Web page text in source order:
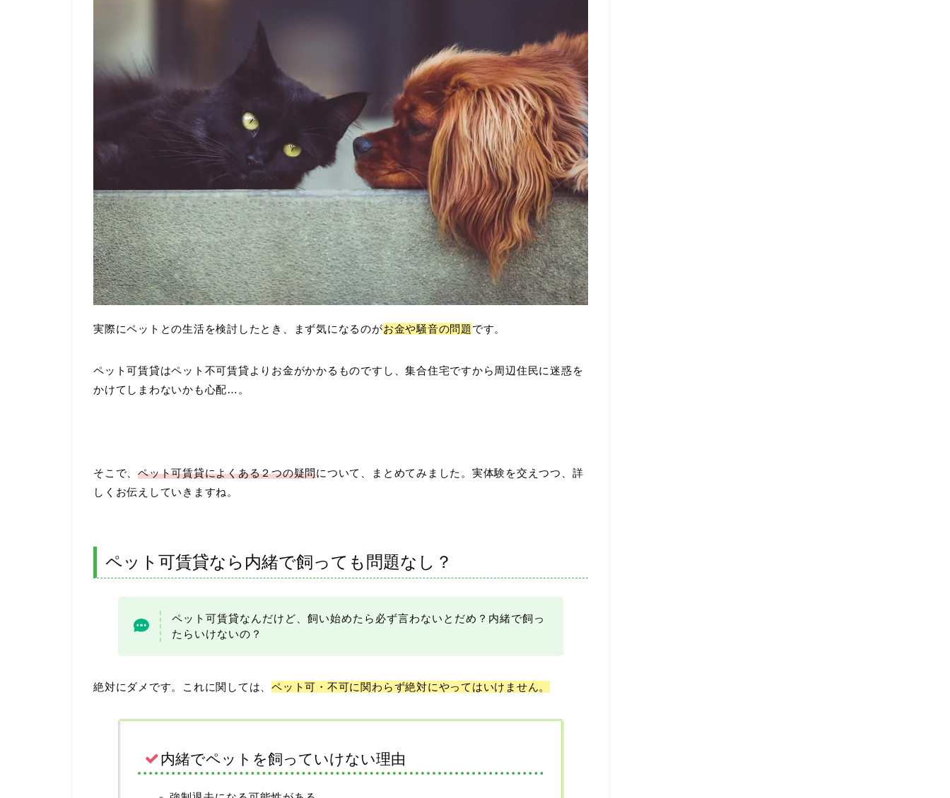
実際にペットとの生活を検討したとき、まず気になるのがお金や騒音の問題 です。
ペット可賃貸はペット不可賃貸よりお金がかかるものですし、集合住宅ですから周辺住民に迷惑を
かけてしまわないかも心配…。
そこで、ペット可賃貸によくある２つの疑問について、まとめてみました。実体験を交えつつ、詳
しくお伝えしていきますね。
ペット可賃貸なら内緒で飼っても問題なし？
ペット可賃貸なんだけど、飼い始めたら必ず言わないとだめ？内緒で飼っ
たらいけないの？
絶対にダメです。これに関しては、ペット可・不可に関わらず絶対にやってはいけません。
内緒でペットを飼っていけない理由